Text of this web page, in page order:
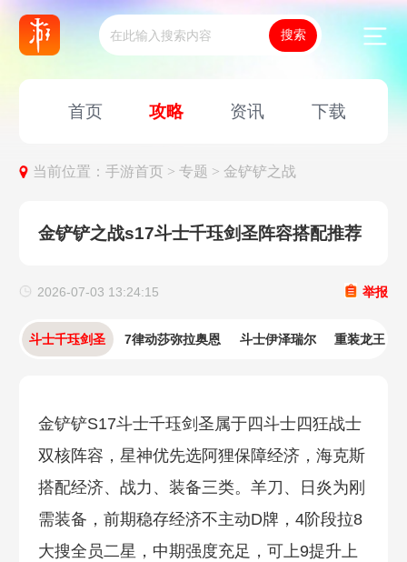
首页 攻略 资讯 下载
当前位置：手游首页 >专题 > 金铲铲之战
金铲铲之战s17斗士千珏剑圣阵容搭配推荐
2026-07-03 13:24:15 举报
斗士千珏剑圣 7律动莎弥拉奥恩 斗士伊泽瑞尔 重装龙王
金铲铲S17斗士千珏剑圣属于四斗士四狂战士
双核阵容，星神优先选阿狸保障经济，海克斯
搭配经济、战力、装备三类。羊刀、日炎为刚
需装备，前期稳存经济不主动D牌，4阶段拉8
大搜全员二星，中期强度充足，可上9提升上